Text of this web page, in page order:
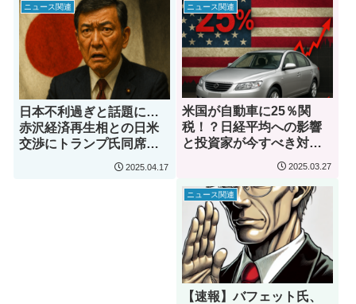
ニュース関連
日本不利過ぎと話題に…
赤沢経済再生相との日米
交渉にトランプ氏同席…
これまで分かってる情報
2025.04.17
ニュース関連
米国が自動車に25％関
税！？日経平均への影響
と投資家が今すべき対応
2025.03.27
ニュース関連
【速報】バフェット氏、